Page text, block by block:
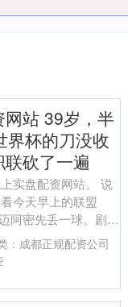
站 39岁，半
界杯的刀没收
砍了一遍
实盘配资网站。 说
今天早上的联盟
阿密先丢一球。剧本
、需要有人站出
左....
：成都正规配资公司